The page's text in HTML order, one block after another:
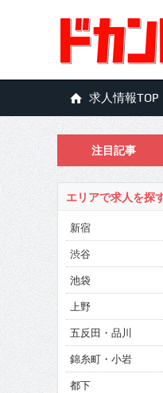
求人情報TOP
注目記事
エリアで求人を探
新宿
渋谷
池袋
上野
五反田・品川
錦糸町・小岩
都下